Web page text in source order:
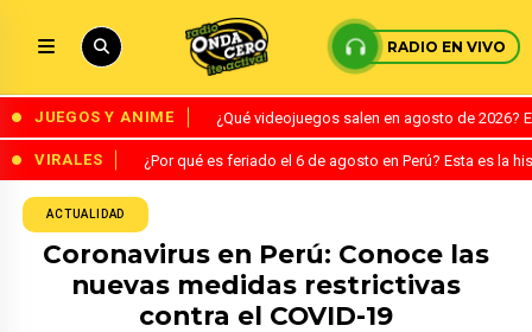
RADIO EN VIVO
JUEGOS Y ANIME ¿Qué videojuegos salen en agosto de
VIRALES ¿Por qué es feriado el 6 de agosto en Perú? Esta es la
ACTUALIDAD
Coronavirus en Perú: Conoce las
nuevas medidas restrictivas
contra el COVID-19